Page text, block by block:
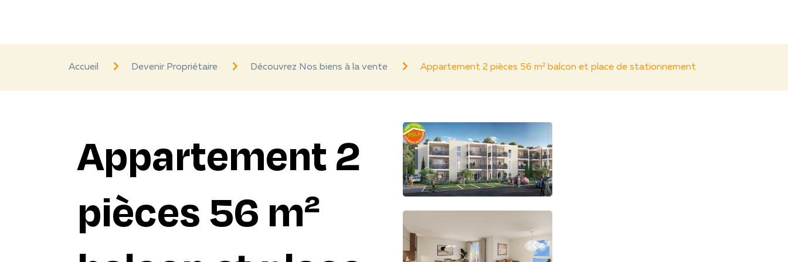
Accueil Devenir Propriétaire Découvrez Nos biens à la vente Appartement 2 pièces 56 m² balcon et place de stationnement
Appartement 2
pièces 56 m²